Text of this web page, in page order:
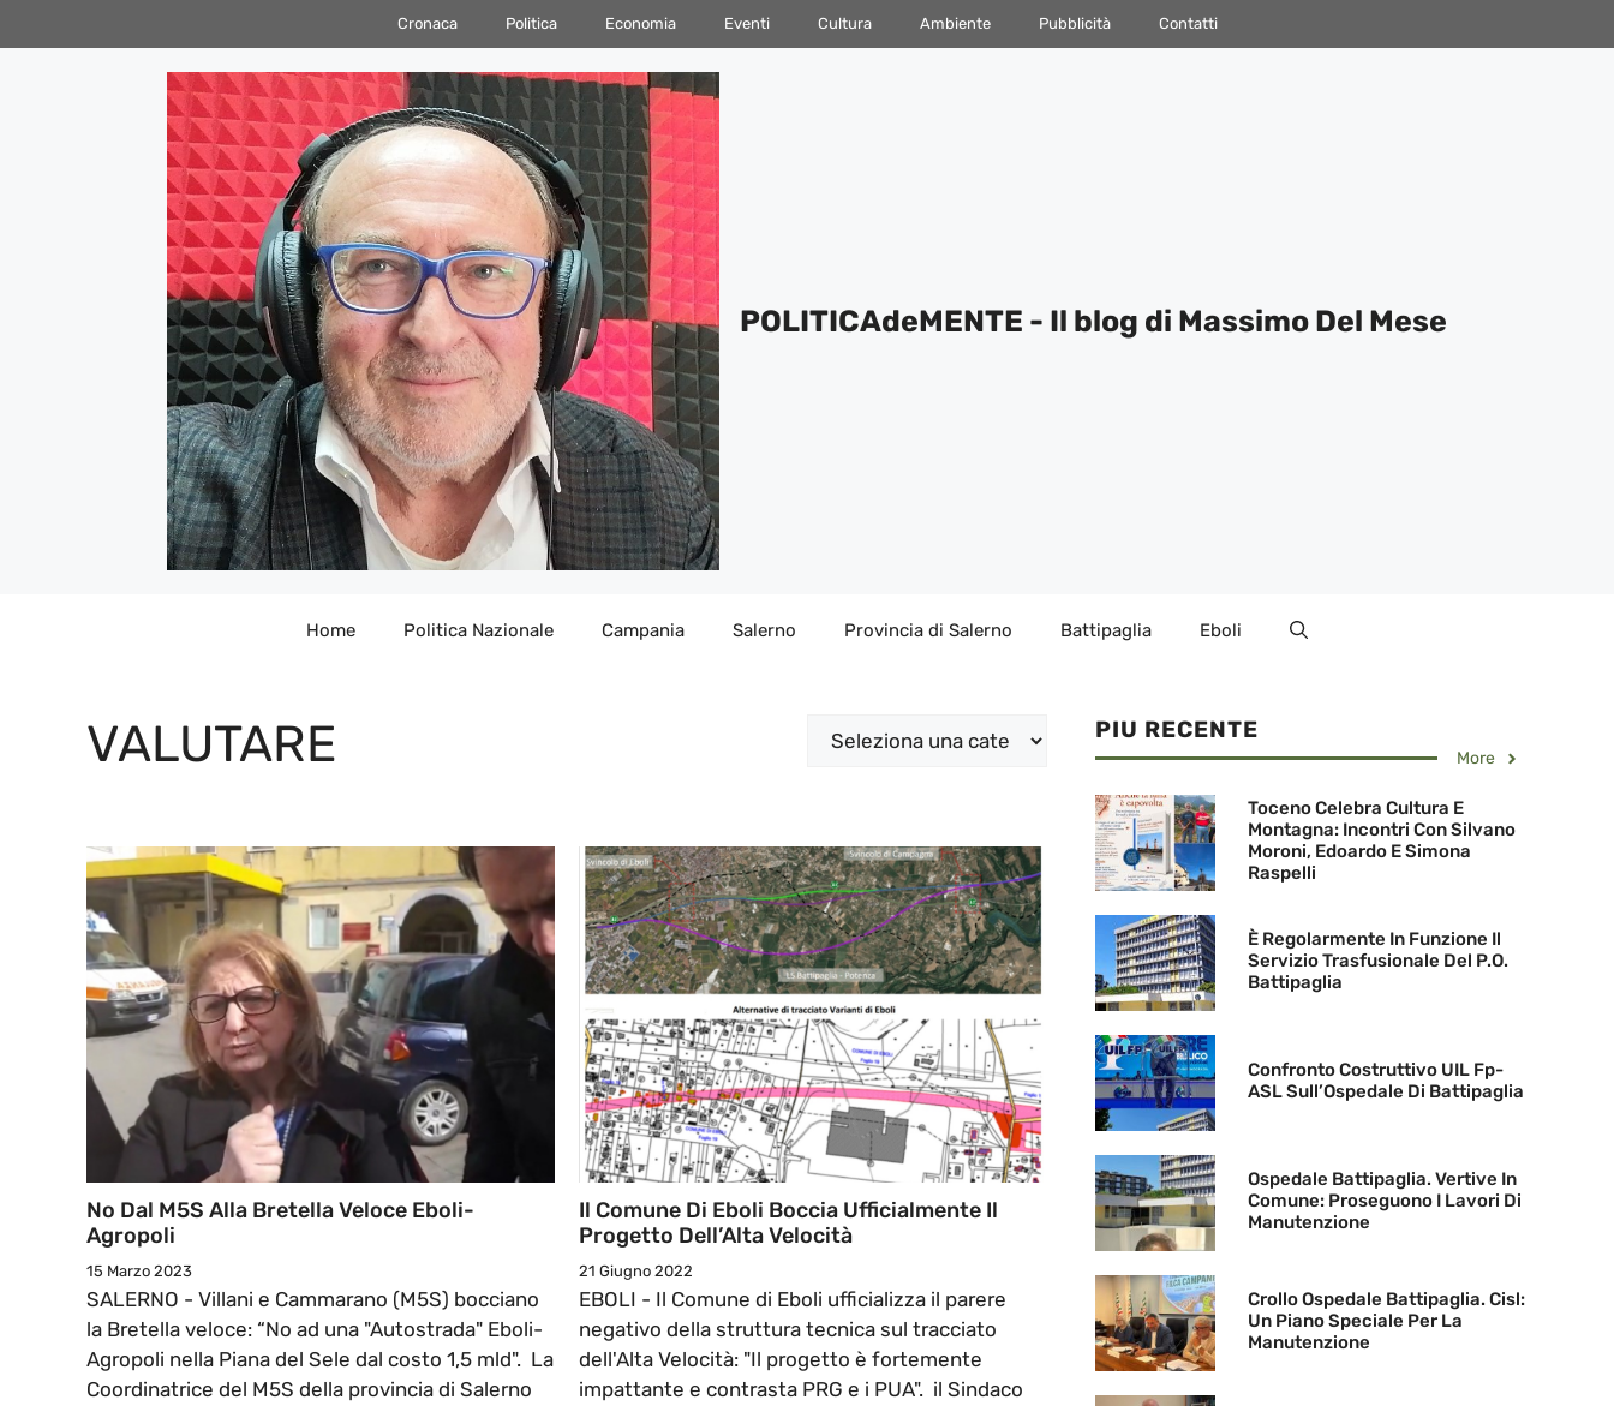
al
Cronaca Politica Economia Eventi Cultura Ambiente Pubblicità Contatti
POLITICAdeMENTE - Il blog di Massimo Del Mese
Home Politica Nazionale Campania Salerno Provincia di Salerno Battipaglia Eboli
VALUTARE Categorie
No Dal M5S Alla Bretella Veloce Eboli-
Agropoli
15 Marzo 2023
SALERNO - Villani e Cammarano (M5S) bocciano
la Bretella veloce: “No ad una "Autostrada" Eboli-
Agropoli nella Piana del Sele dal costo 1,5 mld". La
Coordinatrice del M5S della provincia di Salerno
Il Comune Di Eboli Boccia Ufficialmente Il
Progetto Dell’Alta Velocità
21 Giugno 2022
EBOLI - Il Comune di Eboli ufficializza il parere
negativo della struttura tecnica sul tracciato
dell'Alta Velocità: "Il progetto è fortemente
impattante e contrasta PRG e i PUA". il Sindaco
PIU RECENTE
More
Toceno Celebra Cultura E
Montagna: Incontri Con Silvano
Moroni, Edoardo E Simona
Raspelli
È Regolarmente In Funzione Il
Servizio Trasfusionale Del P.O.
Battipaglia
Confronto Costruttivo UIL Fp-
ASL Sull’Ospedale Di Battipaglia
Ospedale Battipaglia. Vertive In
Comune: Proseguono I Lavori Di
Manutenzione
Crollo Ospedale Battipaglia. Cisl:
Un Piano Speciale Per La
Manutenzione